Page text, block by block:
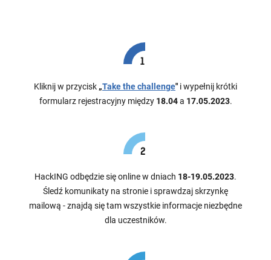
Kliknij w przycisk „Take the challenge" i wypełnij krótki
formularz rejestracyjny między 18.04a 17.05.2023.
HackING odbędzie się online w dniach 18-19.05.2023.
Śledź komunikaty na stronie i sprawdzaj skrzynkę
mailową - znajdą się tam wszystkie informacje niezbędne
dla uczestników.